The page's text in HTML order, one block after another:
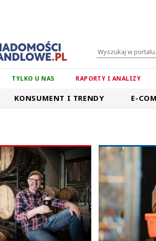
TYLKO U NAS RAPORTY I ANALIZY
KONSUMENT I TRENDY E-